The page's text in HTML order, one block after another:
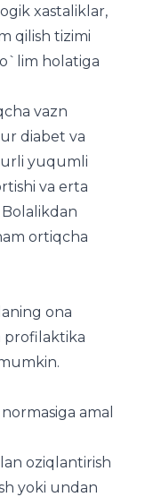
xastaliklar,
qilish tizimi
holatiga
vazn
diabet va
yuqumli
va erta
ortiqcha
ona
profilaktika
amal
oziqlantirish
yoki undan